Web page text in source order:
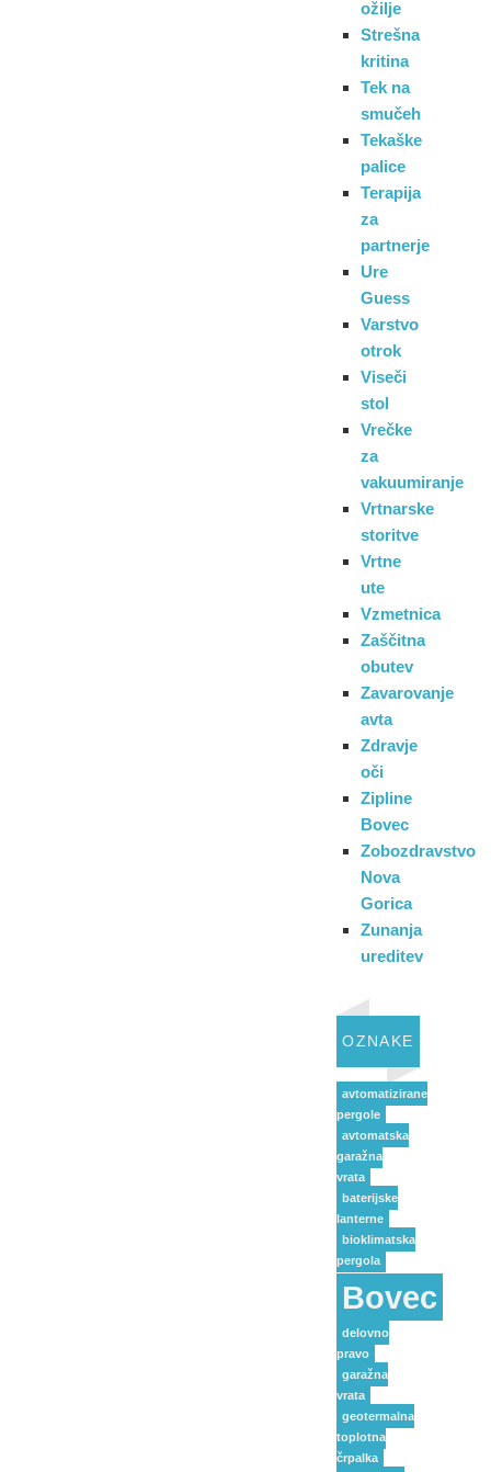
ožilje
Strešna
kritina
Tek na
smučeh
Tekaške
palice
Terapija
za
partnerje
Ure
Guess
Varstvo
otrok
Viseči
stol
Vrečke
za
vakuumiranje
Vrtnarske
storitve
Vrtne
ute
Vzmetnica
Zaščitna
obutev
Zavarovanje
avta
Zdravje
oči
Zipline
Bovec
Zobozdravstvo
Nova
Gorica
Zunanja
ureditev
OZNAKE
avtomatizirane
pergole
avtomatska
garažna
vrata
baterijske
lanterne
bioklimatska
pergola
Bovec
delovno
pravo
garažna
vrata
geotermalna
toplotna
črpalka